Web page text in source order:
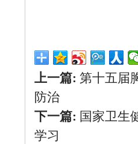
上一篇: 第十五届
防治
下一篇: 国家卫生
学习